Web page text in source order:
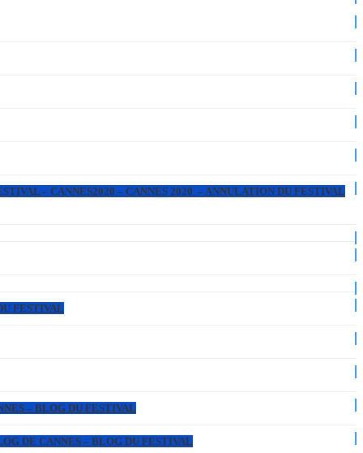
– CANNES2020 – CANNES 2020 – ANNULATION DU FESTIVAL
FESTIVAL
– BLOG DU FESTIVAL
DE CANNES – BLOG DU FESTIVAL